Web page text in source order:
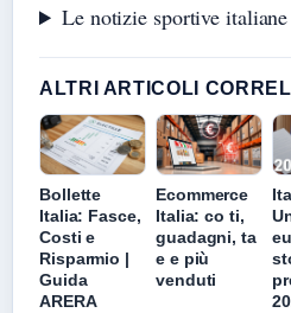
Le notizie sportive
ALTRI ARTICOLI
Bollette
Italia: Fasce,
Costi e
Risparmio |
Guida
ARERA
Ecommerce
Italia: co ti,
guadagni, ta
e e più
venduti